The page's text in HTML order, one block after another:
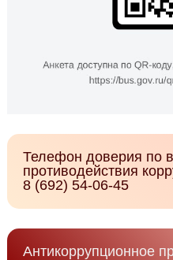
Телефон доверия по
противодействия
8 (692) 54-06-45
Антикоррупционное